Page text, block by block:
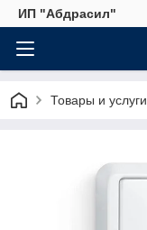
ИП "Абдрасил"
Товары и услуги